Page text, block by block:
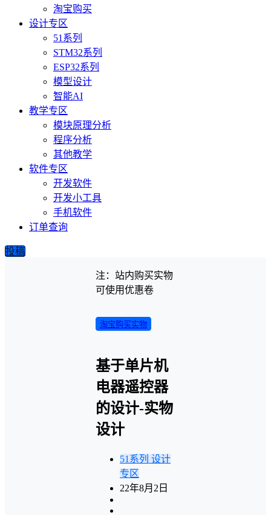
淘宝购买
设计专区
51系列
STM32系列
ESP32系列
模型设计
智能AI
教学专区
模块原理分析
程序分析
其他教学
软件专区
开发软件
开发小工具
手机软件
订单查询
投稿
注：站内购买实物
可使用优惠卷
淘宝购买实物
基于单片机
电器遥控器
的设计-实物
设计
51系列 设计
专区
22年8月2日